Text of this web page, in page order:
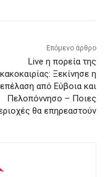
Επόμενο άρθρο
Live η πορεία της
κακοκαιρίας: Ξεκίνησε η
επέλαση από Εύβοια και
Πελοπόννησο – Ποιες
θα επηρεαστούν